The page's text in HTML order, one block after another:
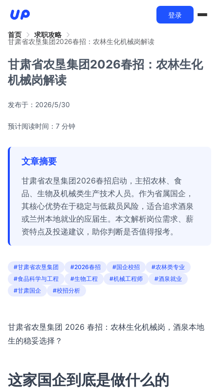
登录
首页
求职攻略
甘肃省农垦集团2026春招：农林生化机械岗解读
甘肃省农垦集团2026春招：农林生化
机械岗解读
发布于： 2026/5/30
预计阅读时间：7 分钟
文章摘要
甘肃省农垦集团2026春招启动，主招农林、食
品、生物及机械类生产技术人员。作为省属国企，
其核心优势在于稳定与低裁员风险，适合追求酒泉
或兰州本地就业的应届生。本文解析岗位需求、薪
资特点及投递建议，助你判断是否值得报考。
#甘肃省农垦集团 #2026春招 #国企校招
#农林类专业
#食品科学与工程
#生物工程 #机械工程师
#酒泉就业
#甘肃国企
#校招分析
甘肃省农垦集团 2026 春招：农林生化机械岗，酒泉本地
生的稳妥选择？
这家国企到底是做什么的